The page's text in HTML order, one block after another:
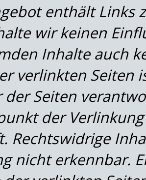
enthält Links
wir keinen
Inhalte auch
verlinkten Seiten
der Seiten
der
Rechtswidrige
nicht erkennbar.